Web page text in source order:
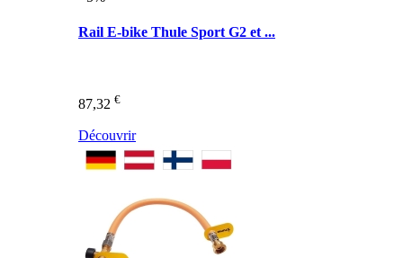
Rail E-bike Thule Sport G2 et ...
87,32 €
Découvrir